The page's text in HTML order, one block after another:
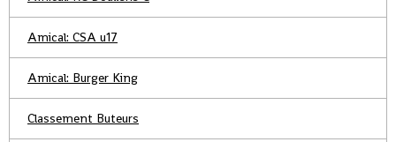
Amical: CSA u17
Amical: Burger King
Classement Buteurs